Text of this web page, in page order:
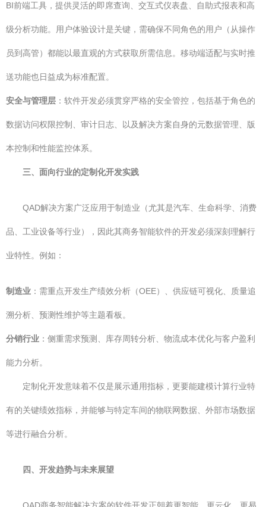
BI前端工具，提供灵活的即席查询、交互式仪表盘、自助式报表和高
级分析功能。用户体验设计是关键，需确保不同角色的用户（从操作
员到高管）都能以最直观的方式获取所需信息。移动端适配与实时推
送功能也日益成为标准配置。
安全与管理层 ：软件开发必须贯穿严格的安全管控，包括基于角色的
数据访问权限控制、审计日志、以及解决方案自身的元数据管理、版
本控制和性能监控体系。
三、面向行业的定制化开发实践
QAD解决方案广泛应用于制造业（尤其是汽车、生命科学、消费
品、工业设备等行业），因此其商务智能软件的开发必须深刻理解行
业特性。例如：
制造业 ：需重点开发生产绩效分析（OEE）、供应链可视化、质量追
溯分析、预测性维护等主题看板。
分销行业 ：侧重需求预测、库存周转分析、物流成本优化与客户盈利
能力分析。
定制化开发意味着不仅是展示通用指标，更要能建模计算行业特
有的关键绩效指标，并能够与特定车间的物联网数据、外部市场数据
等进行融合分析。
四、开发趋势与未来展望